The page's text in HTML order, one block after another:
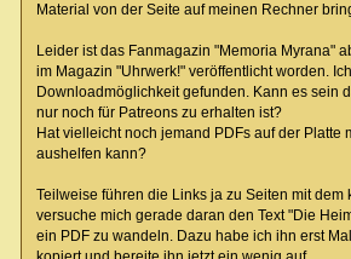
Material von der Seite auf meinen Rechner
Leider ist das Fanmagazin "Memoria Myrana"
im Magazin "Uhrwerk!" veröffentlicht worden.
Downloadmöglichkeit gefunden. Kann es sein
nur noch für Patreons zu erhalten ist?
Hat vielleicht noch jemand PDFs auf der Platte
aushelfen kann?
Teilweise führen die Links ja zu Seiten mit dem
versuche mich gerade daran den Text "Die
ein PDF zu wandeln. Dazu habe ich ihn erst